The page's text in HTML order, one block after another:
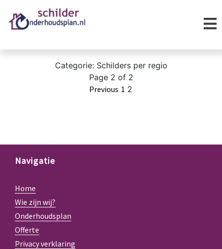
Categorie: Schilders per regio
Page 2 of 2
Previous 1 2
Navigatie
Home
Wie zijn wij?
Onderhoudsplan
Offerte
Privacy verklaring